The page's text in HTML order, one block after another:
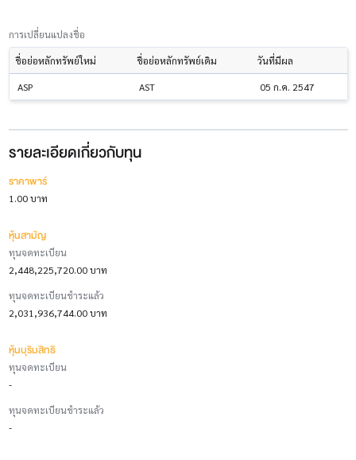
การเปลี่ยนแปลงชื่อ
ชื่อย่อหลักทรัพย์ใหม่ ชื่อย่อหลักทรัพย์เดิม วันที่มีผล
ASP AST 05 ก.ค. 2547
รายละเอียดเกี่ยวกับทุน
ราคาพาร์
1.00 บาท
หุ้นสามัญ
ทุนจดทะเบียน
2,448,225,720.00 บาท
ทุนจดทะเบียนชำระแล้ว
2,031,936,744.00 บาท
หุ้นบุริมสิทธิ
ทุนจดทะเบียน
-
ทุนจดทะเบียนชำระแล้ว
-